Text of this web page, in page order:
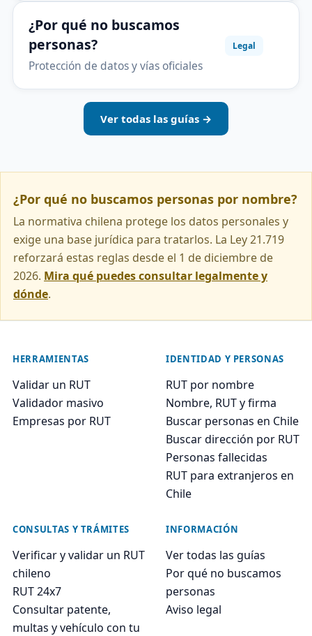
¿Por qué no buscamos
personas?
Protección de datos y vías oficiales
Legal
Ver todas las guías →
¿Por qué no buscamos personas por nombre?
La normativa chilena protege los datos personales y
exige una base jurídica para tratarlos. La Ley 21.719
reforzará estas reglas desde el 1 de diciembre de
2026. Mira qué puedes consultar legalmente y
dónde.
HERRAMIENTAS
Validar un RUT
Validador masivo
Empresas por RUT
IDENTIDAD Y PERSONAS
RUT por nombre
Nombre, RUT y firma
Buscar personas en Chile
Buscar dirección por RUT
Personas fallecidas
RUT para extranjeros en
Chile
CONSULTAS Y TRÁMITES
Verificar y validar un RUT
chileno
RUT 24x7
Consultar patente,
multas y vehículo con tu
INFORMACIÓN
Ver todas las guías
Por qué no buscamos
personas
Aviso legal